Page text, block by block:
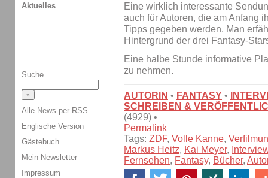
Eine wirklich interessante
auch für Autoren, die am Anfang
Tipps gegeben werden. Man
Hintergrund der drei Fantasy-
Eine halbe Stunde informative
zu nehmen.
AUTORIN • FANTASY •
SCHREIBEN &
(4929) •
Permalink
Tags: ZDF, Volle Kanne,
Markus Heitz, Kai Meyer,
Fernsehen, Fantasy, Bücher,
Aktuelles
Suche
Alle News per RSS
Englische Version
Gästebuch
Mein Newsletter
Impressum